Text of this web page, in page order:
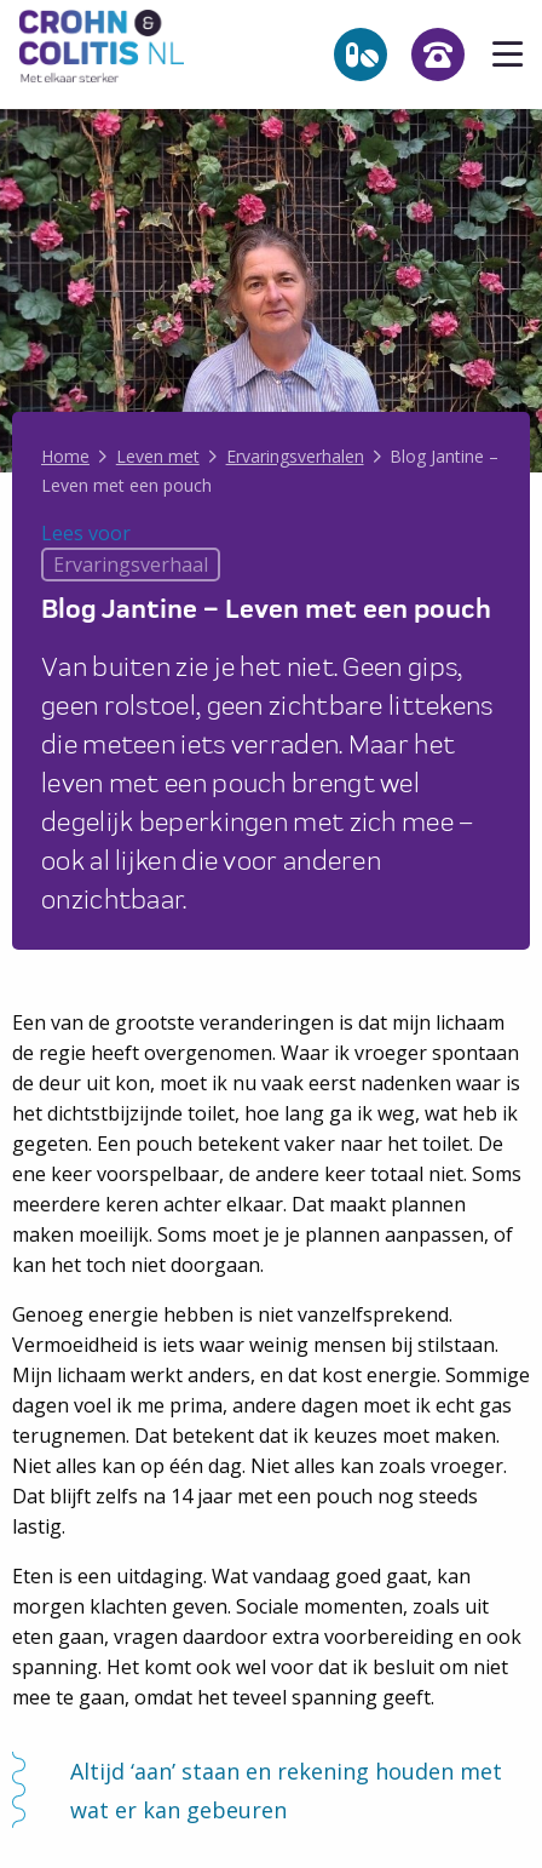
homepage
Zoekpagina
NL
Over Crohn en colitis (IBD)
Leven met
Activiteiten & Contact
Help mee
Over ons
Voor professionals
Home Leven met Ervaringsverhalen
Blog Jantine –
Leven met een pouch
Lees voorLees voor
Ervaringsverhaal
Blog Jantine – Leven met een pouch
Van buiten zie je het niet. Geen gips,
geen rolstoel, geen zichtbare littekens
die meteen iets verraden. Maar het
leven met een pouch brengt wel
degelijk beperkingen met zich mee –
ook al lijken die voor anderen
onzichtbaar.
Een van de grootste veranderingen is dat mijn lichaam
de regie heeft overgenomen. Waar ik vroeger spontaan
de deur uit kon, moet ik nu vaak eerst nadenken waar is
het dichtstbijzijnde toilet, hoe lang ga ik weg, wat heb ik
gegeten. Een pouch betekent vaker naar het toilet. De
ene keer voorspelbaar, de andere keer totaal niet. Soms
meerdere keren achter elkaar. Dat maakt plannen
maken moeilijk. Soms moet je je plannen aanpassen, of
kan het toch niet doorgaan.
Genoeg energie hebben is niet vanzelfsprekend.
Vermoeidheid is iets waar weinig mensen bij stilstaan.
Mijn lichaam werkt anders, en dat kost energie. Sommige
dagen voel ik me prima, andere dagen moet ik echt gas
terugnemen. Dat betekent dat ik keuzes moet maken.
Niet alles kan op één dag. Niet alles kan zoals vroeger.
Dat blijft zelfs na 14 jaar met een pouch nog steeds
lastig.
Eten is een uitdaging. Wat vandaag goed gaat, kan
morgen klachten geven. Sociale momenten, zoals uit
eten gaan, vragen daardoor extra voorbereiding en ook
spanning. Het komt ook wel voor dat ik besluit om niet
mee te gaan, omdat het teveel spanning geeft.
Altijd ‘aan’ staan en rekening houden met
wat er kan gebeuren